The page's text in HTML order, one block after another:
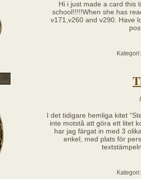
Hi i just made a card this
school!!!!!When she has
v171,v260 and v290. Have
I det tidigare hemliga kitet
inte motstå att göra ett litet
har jag färgat in med 3
enkel, med plats för